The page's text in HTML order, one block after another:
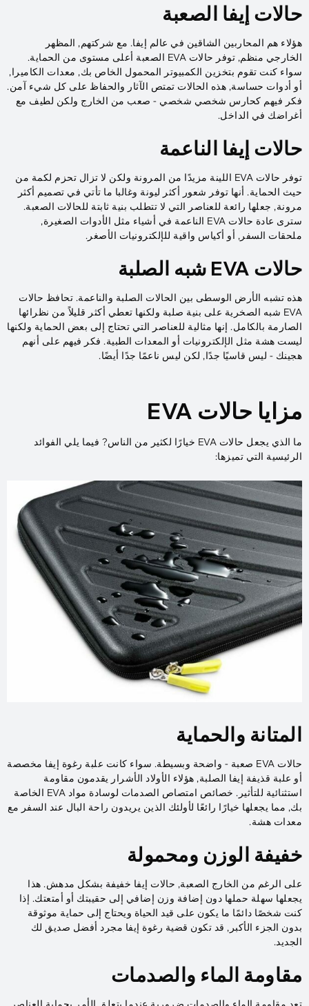
حالات إيفا الصعبة
هؤلاء هم المحاربين الشاقين في عالم إيفا. مع شركتهم, المظهر
الخارجي منظم, توفر حالات EVA الصعبة أعلى مستوى من الحماية.
سواء كنت تقوم بتخزين الكمبيوتر المحمول الخاص بك, معدات الكاميرا,
أو أدوات حساسة, هذه الحالات تمتص الآثار والحفاظ على كل شيء آمن.
فكر فيهم كحارس شخصي شخصي - صعب من الخارج ولكن لطيف مع
أغراضك في الداخل.
حالات إيفا الناعمة
توفر حالات EVA اللينة مزيدًا من المرونة ولكن لا تزال تحزم لكمة من
حيث الحماية. أنها توفر شعور أكثر ليونة وغالبا ما تأتي في تصميم أكثر
مرونة, جعلها رائعة للعناصر التي لا تتطلب بنية ثابتة للحالات الصعبة.
سترى عادة حالات EVA الناعمة في أشياء مثل الأدوات الصغيرة,
ملحقات السفر, أو أكياس واقية للإلكترونيات الأصغر.
حالات EVA شبه الصلبة
هذه تشبه الأرض الوسطى بين الحالات الصلبة والناعمة. تحافظ حالات
EVA شبه الصخرية على بنية صلبة ولكنها تعطي أكثر قليلاً من نظرائها
الصارمة بالكامل. إنها مثالية للعناصر التي تحتاج إلى بعض الحماية ولكنها
ليست هشة مثل الإلكترونيات أو المعدات الطبية. فكر فيهم على أنهم
هجينك - ليس قاسيًا جدًا, لكن ليس ناعمًا جدًا أيضًا.
مزايا حالات EVA
ما الذي يجعل حالات EVA خيارًا لكثير من الناس? فيما يلي الفوائد
الرئيسية التي تميزها:
المتانة والحماية
حالات EVA صعبة - واضحة وبسيطة. سواء كانت علبة رغوة إيفا مخصصة
أو علبة قذيفة إيفا الصلبة, هؤلاء الأولاد الأشرار يقدمون مقاومة
استثنائية للتأثير. خصائص امتصاص الصدمات لوسادة مواد EVA الخاصة
بك, مما يجعلها خيارًا رائعًا لأولئك الذين يريدون راحة البال عند السفر مع
معدات هشة.
خفيفة الوزن ومحمولة
على الرغم من الخارج الصعبة, حالات إيفا خفيفة بشكل مدهش. هذا
يجعلها سهلة حملها دون إضافة وزن إضافي إلى حقيبتك أو أمتعتك. إذا
كنت شخصًا دائمًا ما يكون على قيد الحياة ويحتاج إلى حماية موثوقة
بدون الجزء الأكبر, قد تكون قضية رغوة إيفا مجرد أفضل صديق لك
الجديد.
مقاومة الماء والصدمات